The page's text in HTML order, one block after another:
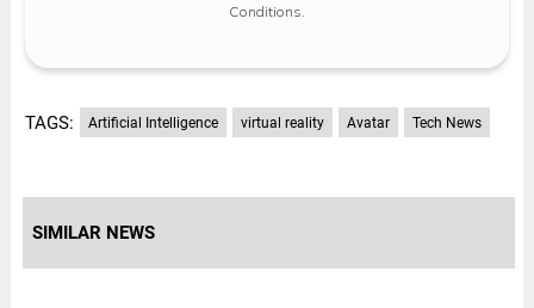
Conditions
TAGS: Artificial Intelligence virtual reality Avatar Tech News
SIMILAR NEWS